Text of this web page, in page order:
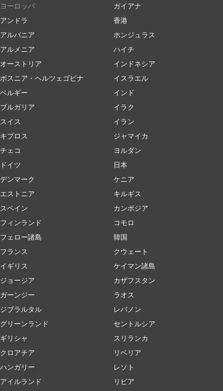
ヨーロッパ
アンドラ
アルバニア
アルメニア
オーストリア
ボスニア・ヘルツェゴビナ
ベルギー
ブルガリア
スイス
キプロス
チェコ
ドイツ
デンマーク
エストニア
スペイン
フィンランド
フェロー諸島
フランス
イギリス
ジョージア
ガーンジー
ジブラルタル
グリーンランド
ギリシャ
クロアチア
ハンガリー
アイルランド
ガイアナ
香港
ホンジュラス
ハイチ
インドネシア
イスラエル
インド
イラク
イラン
ジャマイカ
ヨルダン
日本
ケニア
キルギス
カンボジア
コモロ
韓国
クウェート
ケイマン諸島
カザフスタン
ラオス
レバノン
セントルシア
スリランカ
リベリア
レソト
リビア